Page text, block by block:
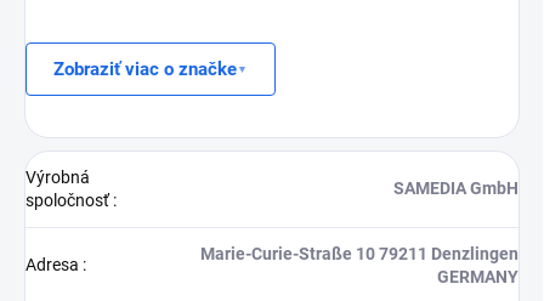
Zobraziť viac o značke
Výrobná
spoločnosť:
SAMEDIA GmbH
Adresa :
Marie-Curie-Straße 10 79211 Denzlingen
GERMANY